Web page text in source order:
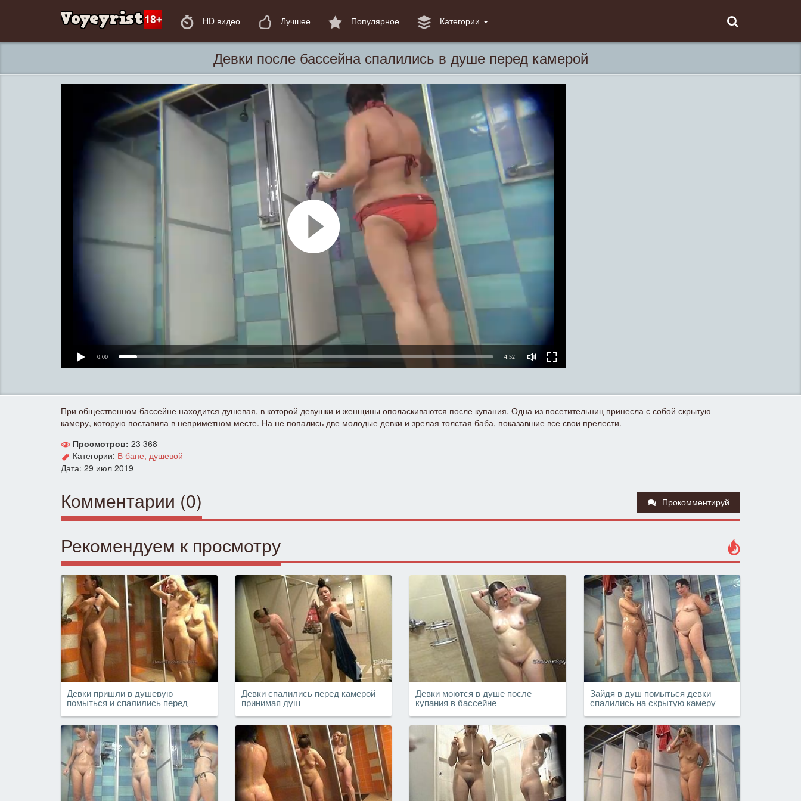
HD видео Лучшее Популярное Категории
Девки после бассейна спалились в душе перед камерой
0:00 4:52
При общественном бассейне находится душевая, в которой девушки и женщины ополаскиваются после купания. Одна из посетительниц принесла с собой скрытую
камеру, которую поставила в неприметном месте. На не попались две молодые девки и зрелая толстая баба, показавшие все свои прелести.
Просмотров: 23 368
Категории: В бане, душевой
Дата: 29 июл 2019
Комментарии (0) Прокомментируй
Рекомендуем к просмотру
Девки пришли в душевую
помыться и спалились перед
Девки спалились перед камерой
принимая душ
Девки моются в душе после
купания в бассейне
Зайдя в душ помыться девки
спалились на скрытую камеру